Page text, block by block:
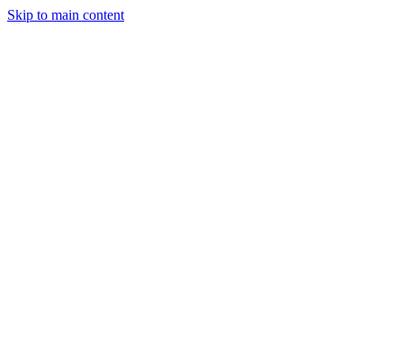
Skip to main content